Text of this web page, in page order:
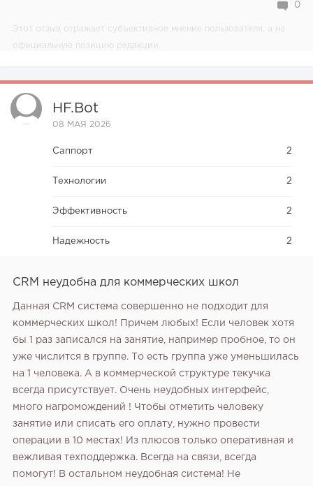
0
Этот отзыв отражает субъективное мнение пользователя, а не
официальную позицию редакции.
HF.bot
08 МАЯ 2026
Саппорт 2
Технологии 2
Эффективность 2
Надежность 2
CRM неудобна для коммерческих школ
Данная СRM система совершенно не подходит для
коммерческих школ! Причем любых! Если человек хотя
бы 1 раз записался на занятие, например пробное, то он
уже числится в группе. То есть группа уже уменьшилась
на 1 человека. А в коммерческой структуре текучка
всегда присутствует. Очень неудобных интерфейс,
много нагромождений ! Чтобы отметить человеку
занятие или списать его оплату, нужно провести
операции в 10 местах! Из плюсов только оперативная и
вежливая техподдержка. Всегда на связи, всегда
помогут! В остальном неудобная система! Не